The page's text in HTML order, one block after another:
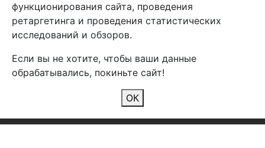
Мы в соц. сетях
функционирования сайта, проведения
ретаргетинга и проведения статистических
исследований и обзоров.
Если вы не хотите, чтобы ваши данные
обрабатывались, покиньте сайт!
ОК